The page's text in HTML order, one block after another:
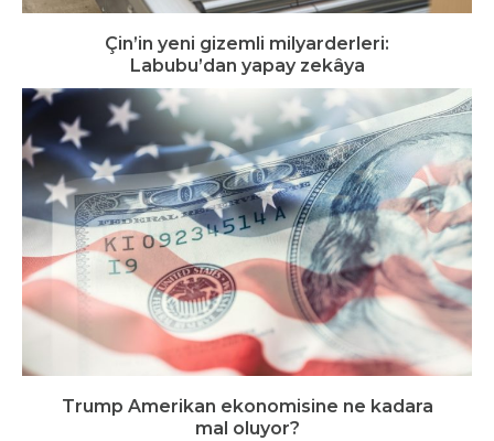
Çin’in yeni gizemli milyarderleri:
Labubu’dan yapay zekâya
Trump Amerikan ekonomisine ne kadara
mal oluyor?